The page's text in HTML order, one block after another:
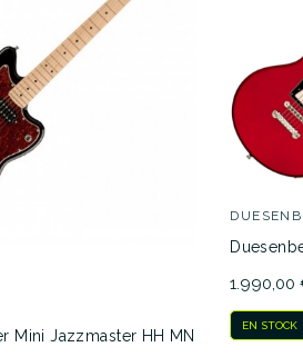
Mini Jazzmaster HH MN
1.990,00
EN STOCK